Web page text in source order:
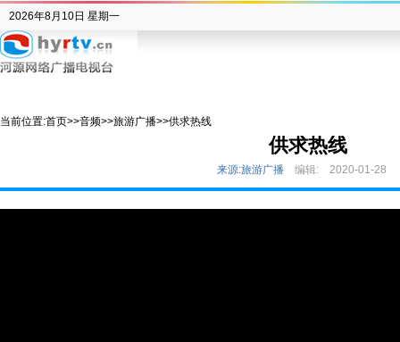
2026年8月10日 星期一
当前位置:首页>>音频>>旅游广播>>供求热线
供求热线
来源:旅游广播 编辑: 2020-01-28